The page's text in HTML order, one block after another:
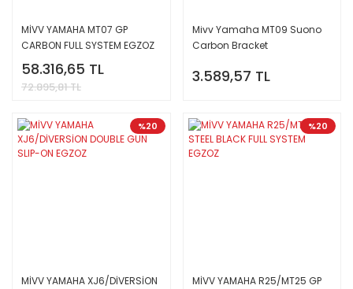
MİVV YAMAHA MT07 GP
CARBON FULL SYSTEM EGZOZ
(14-22)
58.316,65 TL
72.895,81 TL
Mivv Yamaha MT09 Suono
Carbon Bracket
3.589,57 TL
%20
MİVV YAMAHA XJ6/DİVERSİON
%20
MİVV YAMAHA R25/MT25 GP